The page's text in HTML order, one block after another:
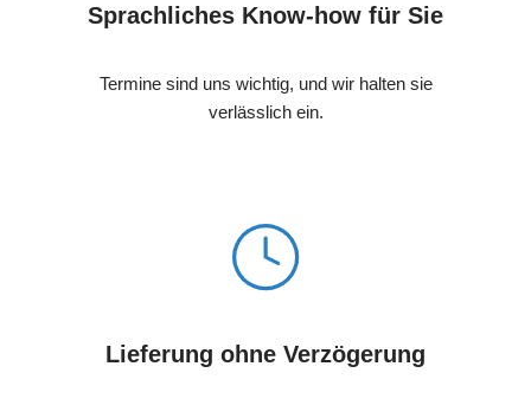
Sprachliches Know-how für Sie
Termine sind uns wichtig, und wir halten sie
verlässlich ein.
Lieferung ohne Verzögerung